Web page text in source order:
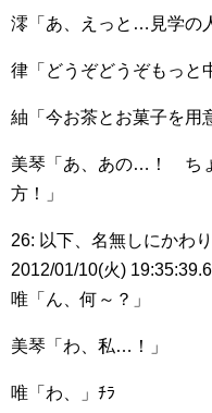
澪「あ、えっと…見学の
律「どうぞどうぞもっと
紬「今お茶とお菓子を用
美琴「あ、あの…！ ち
方！」
26: 以下、名無しにかわ
2012/01/10(火)
唯「ん、何～？」
美琴「わ、私…！」
唯「わ、」ﾁﾗ